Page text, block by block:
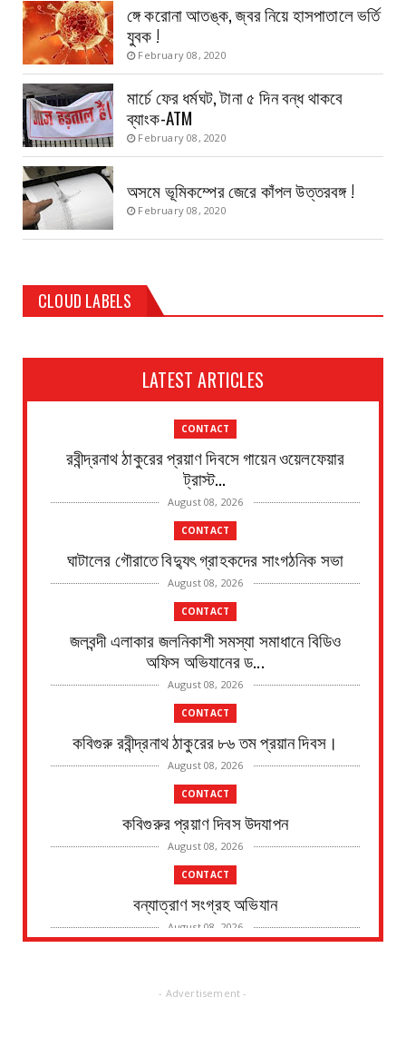
ঙ্গে করোনা আতঙ্ক, জ্বর নিয়ে হাসপাতালে ভর্তি
যুবক !
February 08, 2020
মার্চে ফের ধর্মঘট, টানা ৫ দিন বন্ধ থাকবে
ব্যাংক-ATM
February 08, 2020
অসমে ভূমিকম্পের জেরে কাঁপল উত্তরবঙ্গ !
February 08, 2020
CLOUD LABELS
LATEST ARTICLES
CONTACT
রবীন্দ্রনাথ ঠাকুরের প্রয়াণ দিবসে গায়েন ওয়েলফেয়ার
ট্রাস্ট...
August 08, 2026
CONTACT
ঘাটালের গৌরাতে বিদ্যুৎ গ্রাহকদের সাংগঠনিক সভা
August 08, 2026
CONTACT
জলবন্দী এলাকার জলনিকাশী সমস্যা সমাধানে বিডিও
অফিস অভিযানের ড...
August 08, 2026
CONTACT
কবিগুরু রবীন্দ্রনাথ ঠাকুরের ৮৬ তম প্রয়ান দিবস।
August 08, 2026
CONTACT
কবিগুরুর প্রয়াণ দিবস উদযাপন
August 08, 2026
CONTACT
বন্যাত্রাণ সংগ্রহ অভিযান
August 08, 2026
নদীর পাড় থেকে এক ব্যক্তির মৃতদেহ উদ্ধারের ঘটনায়
চাঞ্চল্য
- Advertisement -